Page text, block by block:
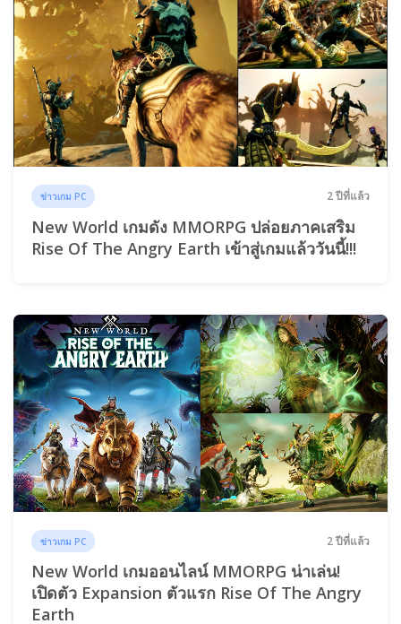
ข่าวเกม PC 2 ปีที่แล้ว
New World เกมดัง MMORPG ปล่อยภาคเสริม
Rise Of The Angry Earth เข้าสู่เกมแล้ววันนี้!!!
ข่าวเกม PC 2 ปีที่แล้ว
New World เกมออนไลน์ MMORPG น่าเล่น!
เปิดตัว Expansion ตัวแรก Rise Of The Angry
Earth